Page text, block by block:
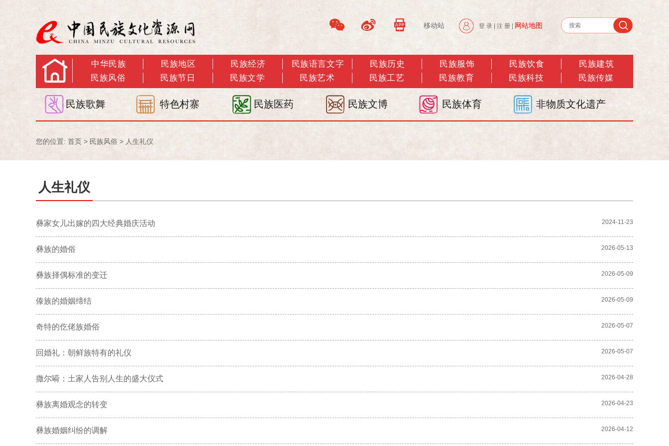
移动站 登 录 注 册 网站地图
中华民族 民族地区 民族经济 民族语言文字 民族历史 民族服饰 民族饮食
民族建筑
民族风俗
民族节日 民族文学 民族艺术 民族工艺 民族教育 民族科技 民族传媒
民族歌舞 特色村寨 民族医药 民族文博 民族体育 非物质文化遗产
您的位置: 首页 > 民族风俗 > 人生礼仪
人生礼仪
彝家女儿出嫁的四大经典婚庆活动 2024-11-23
彝族的婚俗 2026-05-13
彝族择偶标准的变迁 2026-05-09
傣族的婚姻缔结 2026-05-09
奇特的仡佬族婚俗 2026-05-07
回婚礼：朝鲜族特有的礼仪 2026-05-07
撒尔嗬：土家人告别人生的盛大仪式 2026-04-28
彝族离婚观念的转变 2026-04-23
彝族婚姻纠纷的调解 2026-04-12